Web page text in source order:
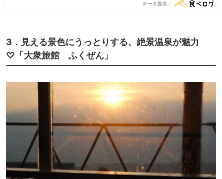
データ提供
3．見える景色にうっとりする、絶景温泉が魅力
♡「大衆旅館 ふくぜん」